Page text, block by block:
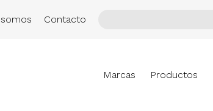
Contacto
Marcas Productos